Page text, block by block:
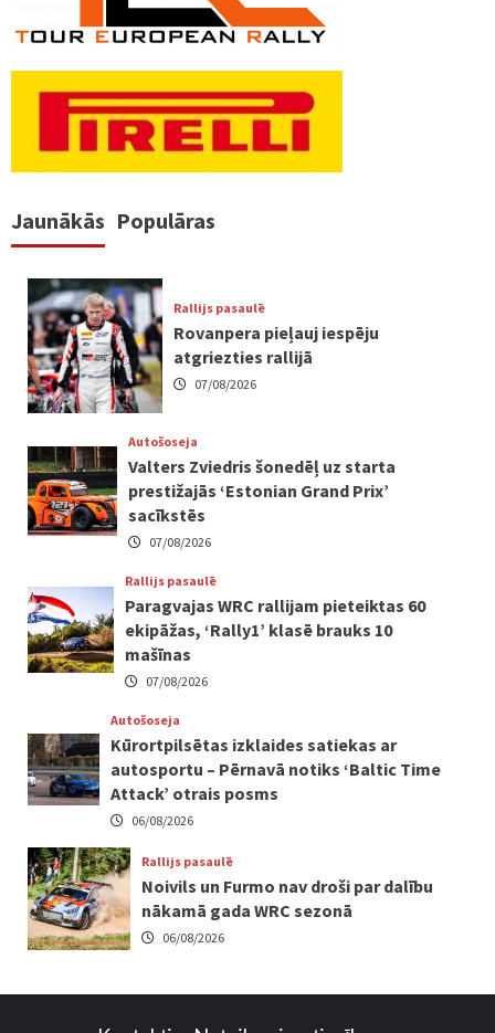
Jaunākās Populāras
Rallijs pasaulē
Rovanpera pieļauj iespēju
atgriezties rallijā
07/08/2026
Autošoseja
Valters Zviedris šonedēļ uz starta
prestižajās ‘Estonian Grand Prix’
sacīkstēs
07/08/2026
Rallijs pasaulē
Paragvajas WRC rallijam pieteiktas 60
ekipāžas, ‘Rally1’ klasē brauks 10
mašīnas
07/08/2026
Autošoseja
Kūrortpilsētas izklaides satiekas ar
autosportu – Pērnavā notiks ‘Baltic Time
Attack’ otrais posms
06/08/2026
Rallijs pasaulē
Noivils un Furmo nav droši par dalību
nākamā gada WRC sezonā
06/08/2026